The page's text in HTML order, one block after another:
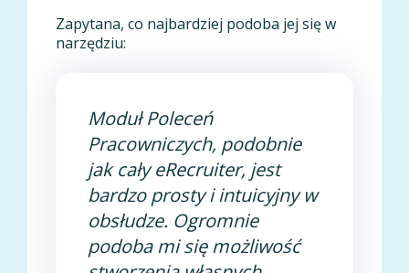
Zapytana, co najbardziej podoba jej się w
narzędziu:
Moduł Poleceń
Pracowniczych, podobnie
jak cały eRecruiter, jest
bardzo prosty i intuicyjny w
obsłudze. Ogromnie
podoba mi się możliwość